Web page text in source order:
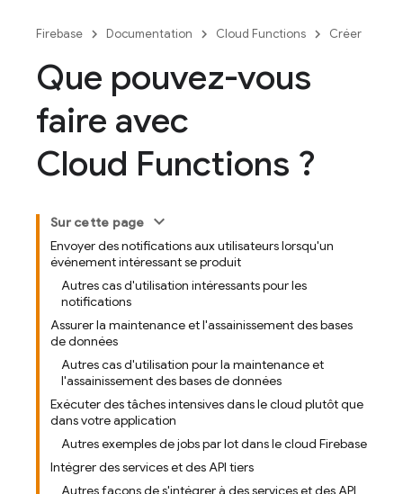
Firebase Documentation Cloud Functions Créer
Que pouvez-vous
faire avec
Cloud Functions ?
Sur cette page
Envoyer des notifications aux utilisateurs lorsqu'un
événement intéressant se produit
Autres cas d'utilisation intéressants pour les
notifications
Assurer la maintenance et l'assainissement des bases
de données
Autres cas d'utilisation pour la maintenance et
l'assainissement des bases de données
Exécuter des tâches intensives dans le cloud plutôt que
dans votre application
Autres exemples de jobs par lot dans le cloud Firebase
Intégrer des services et des API tiers
Autres façons de s'intégrer à des services et des API